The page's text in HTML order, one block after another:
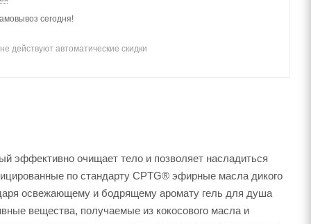
сегодня!
действуют автоматические скидки
эффективно очищает тело и позволяет насладиться
по стандарту CPTG® эфирные масла дикого
освежающему и бодрящему аромату гель для душа
вещества, получаемые из кокосового масла и